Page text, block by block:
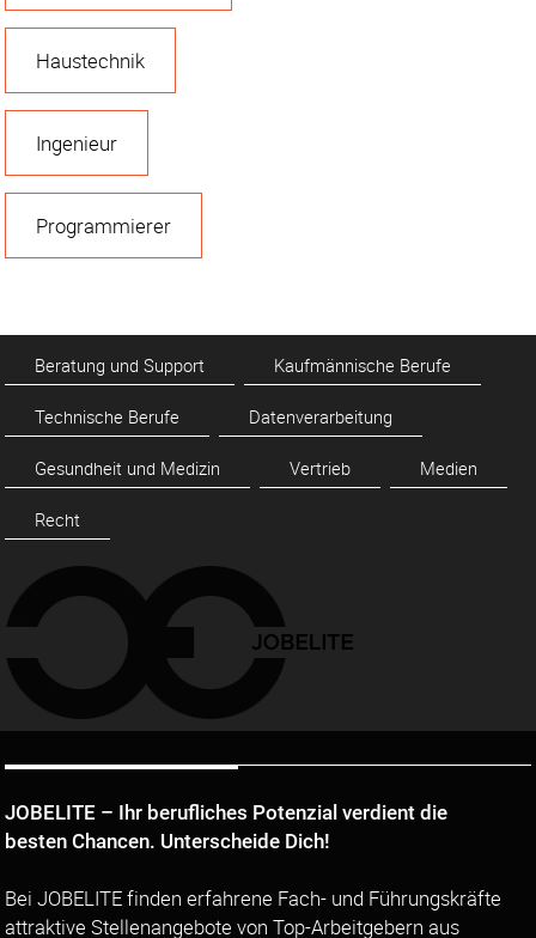
Haustechnik
Ingenieur
Programmierer
Beratung und Support Kaufmännische Berufe
Technische Berufe Datenverarbeitung
Gesundheit und Medizin Vertrieb Medien
Recht
JOBELITE – Ihr berufliches Potenzial verdient die
besten Chancen. Unterscheide Dich!
Bei JOBELITE finden erfahrene Fach- und Führungskräfte
attraktive Stellenangebote von Top-Arbeitgebern aus